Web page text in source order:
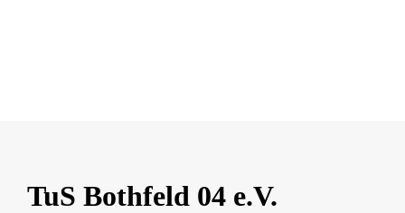
TuS Bothfeld 04 e.V.